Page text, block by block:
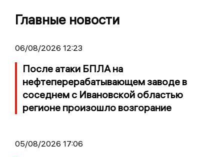
Главные новости
06/08/2026 12:23
После атаки БПЛА на
нефтеперерабатывающем заводе в
соседнем с Ивановской областью
регионе произошло возгорание
05/08/2026 17:06